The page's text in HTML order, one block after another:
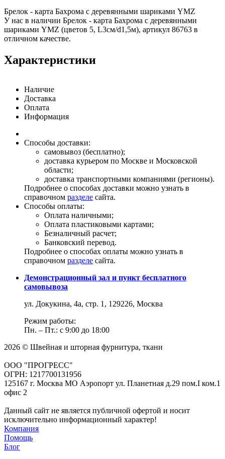
Брелок - карта Бахрома с деревянными шариками YMZ
У нас в наличии Брелок - карта Бахрома с деревянными
шариками YMZ (цветов 5, L3см/d1,5м), артикул 86763 в
отличном качестве.
Характеристики
Наличие
Доставка
Оплата
Информация
Способы доставки:
самовывоз (бесплатно);
доставка курьером по Москве и Московской
области;
доставка транспортными компаниями (регионы).
Подробнее о способах доставки можно узнать в
справочном разделе сайта.
Способы оплаты:
Оплата наличными;
Оплата пластиковыми картами;
Безналичный расчет;
Банковский перевод.
Подробнее о способах оплаты можно узнать в
справочном разделе сайта.
Демонстрационный зал и пункт бесплатного
самовывоза
ул. Докукина, 4а, стр. 1, 129226, Москва
Режим работы:
Пн. – Пт.: с 9:00 до 18:00
2026 © Швейная и шторная фурнитура, ткани
ООО "ПРОГРЕСС"
ОГРН: 1217700131956
125167 г. Москва МО Аэропорт ул. Планетная д.29 пом.I ком.1
офис 2
Данный сайт не является публичной офертой и носит
исключительно информационный характер!
Компания
Помощь
Блог